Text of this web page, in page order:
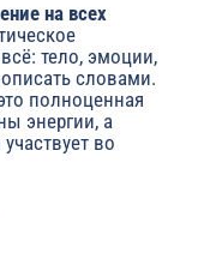
на всех
тело, эмоции,
словами.
полноценная
энергии, а
во